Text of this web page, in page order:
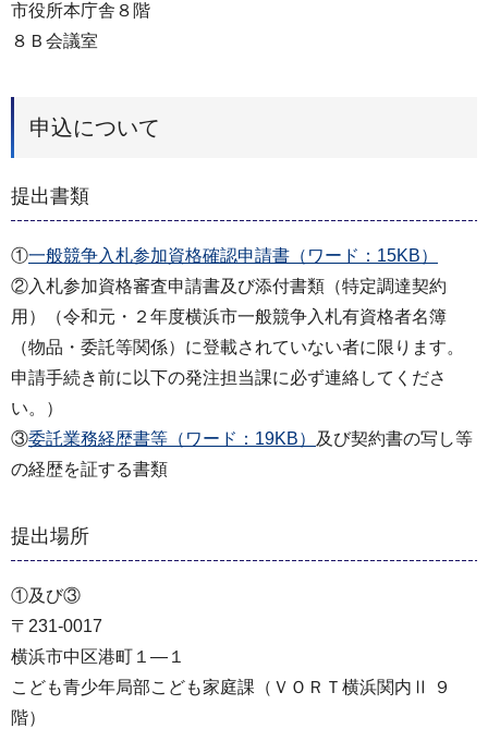
市役所本庁舎８階
８Ｂ会議室
申込について
提出書類
①一般競争入札参加資格確認申請書（ワード：15KB）
②入札参加資格審査申請書及び添付書類（特定調達契約
用）（令和元・２年度横浜市一般競争入札有資格者名簿
（物品・委託等関係）に登載されていない者に限ります。
申請手続き前に以下の発注担当課に必ず連絡してくださ
い。）
③委託業務経歴書等（ワード：19KB）
及び契約書の写し等
の経歴を証する書類
提出場所
①及び③
〒231-0017
横浜市中区港町１―１
こども青少年局部こども家庭課（ＶＯＲＴ横浜関内Ⅱ ９
階）